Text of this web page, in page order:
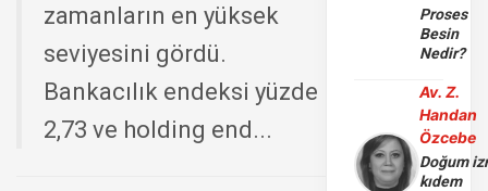
zamanların en yüksek
seviyesini gördü.
Bankacılık endeksi yüzde
2,73 ve holding end...
Proses
Besin
Nedir?
Av. Z.
Handan
Özcebe
Doğum
kıdem